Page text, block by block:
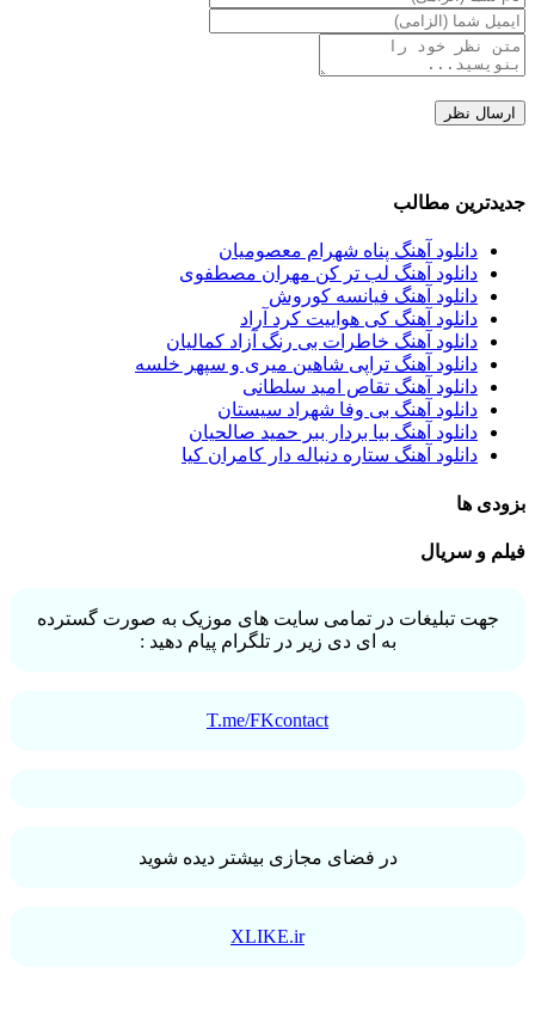
جدیدترین مطالب
دانلود آهنگ پناه شهرام معصومیان
دانلود آهنگ لب تر کن مهران مصطفوی
دانلود آهنگ فیانسه کوروش
دانلود آهنگ کی هواییت کرد آراد
دانلود آهنگ خاطرات بی رنگ آزاد کمالیان
دانلود آهنگ تراپی شاهین میری و سپهر خلسه
دانلود آهنگ تقاص امید سلطانی
دانلود آهنگ بی وفا شهراد سیستان
دانلود آهنگ بیا بردار ببر حمید صالحیان
دانلود آهنگ ستاره دنباله دار کامران کیا
بزودی ها
فیلم و سریال
جهت تبلیغات در تمامی سایت های موزیک به صورت گسترده
به ای دی زیر در تلگرام پیام دهید :
T.me/FKcontact
در فضای مجازی بیشتر دیده شوید
XLIKE.ir